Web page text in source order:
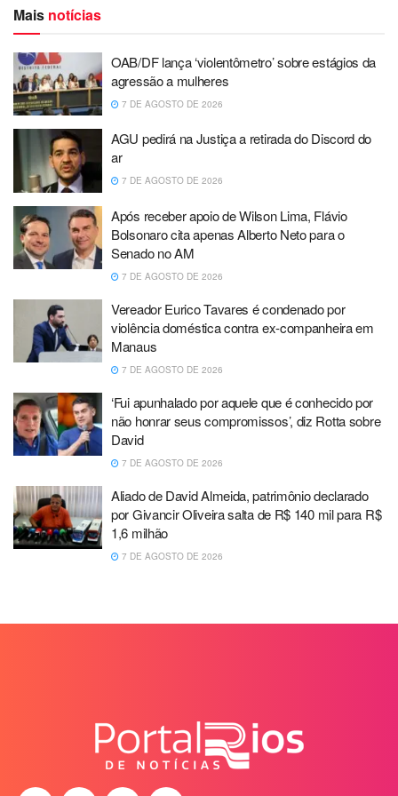
Mais notícias
OAB/DF lança ‘violentômetro’ sobre estágios da
agressão a mulheres
7 DE AGOSTO DE 2026
AGU pedirá na Justiça a retirada do Discord do
ar
7 DE AGOSTO DE 2026
Após receber apoio de Wilson Lima, Flávio
Bolsonaro cita apenas Alberto Neto para o
Senado no AM
7 DE AGOSTO DE 2026
Vereador Eurico Tavares é condenado por
violência doméstica contra ex-companheira em
Manaus
7 DE AGOSTO DE 2026
‘Fui apunhalado por aquele que é conhecido por
não honrar seus compromissos’, diz Rotta sobre
David
7 DE AGOSTO DE 2026
Aliado de David Almeida, patrimônio declarado
por Givancir Oliveira salta de R$ 140 mil para R$
1,6 milhão
7 DE AGOSTO DE 2026